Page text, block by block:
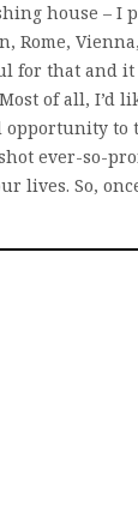
house –
Rome,
for that and
of all, I’d
to
ever-so-
lives. So,